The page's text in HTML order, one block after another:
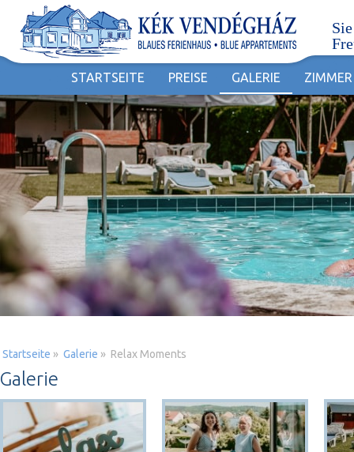
STARTSEITE PREISE GALERIE ZIMMER
Startseite » Galerie » Relax Moments
Galerie